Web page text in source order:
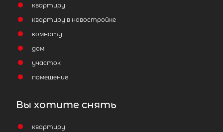
Жилой дом площадью 64 м
Карелия, Лахденпохский р-н,
5 100 000
квартиру
квартиру в новостройке
комнату
дом
участок
помещение
Вы хотите снять
квартиру